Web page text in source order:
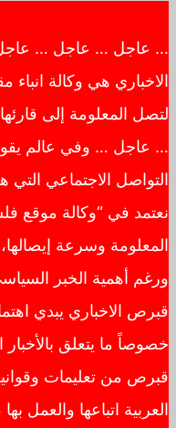
… عاجل … عاجل … عاجل
الاخباري هي وكالة انباء
لتصل المعلومة إلى
… عاجل … وفي عالم
التواصل الاجتماعي التي
نعتمد في “وكالة موقع
المعلومة وسرعة
ورغم أهمية الخبر
قبرص الاخباري يبدي
خصوصاً ما يتعلق بالأخبار
قبرص من تعليمات
العربية اتباعها والعمل